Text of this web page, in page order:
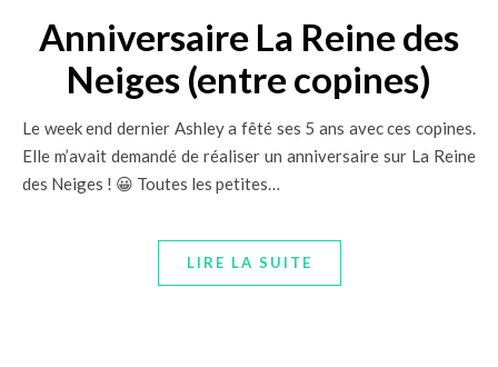
Anniversaire La Reine des
Neiges (entre copines)
Le week end dernier Ashley a fêté ses 5 ans avec ces copines.
Elle m’avait demandé de réaliser un anniversaire sur La Reine
des Neiges ! 😀 Toutes les petites…
LIRE LA SUITE